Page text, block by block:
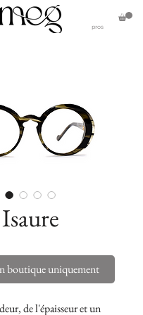
pros
Isaure
boutique uniquement
de l'épaisseur et un